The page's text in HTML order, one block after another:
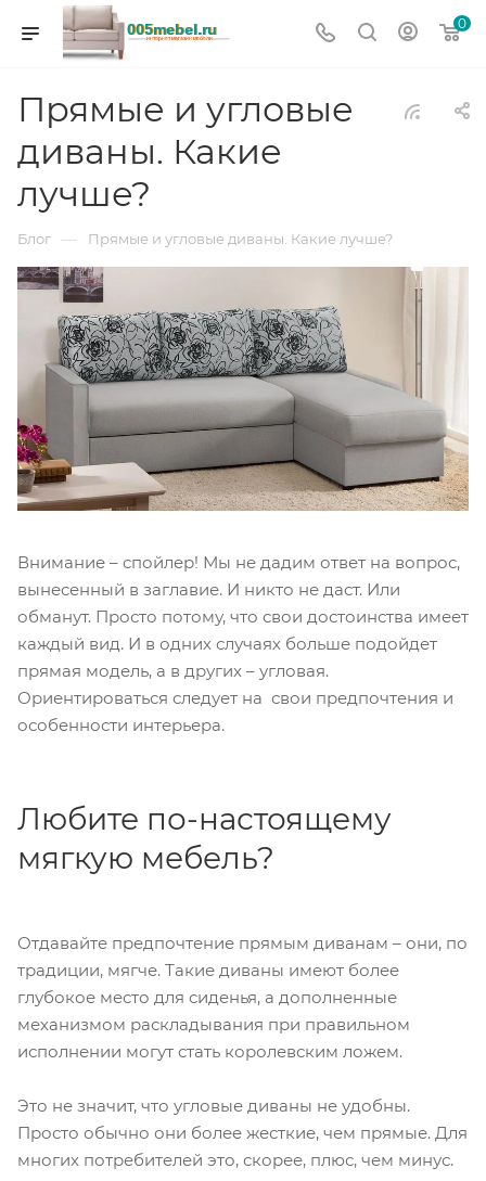
0
Прямые и угловые
диваны. Какие
лучше?
Блог — Прямые и угловые диваны. Какие лучше?
Внимание – спойлер! Мы не дадим ответ на вопрос,
вынесенный в заглавие. И никто не даст. Или
обманут. Просто потому, что свои достоинства имеет
каждый вид. И в одних случаях больше подойдет
прямая модель, а в других – угловая.
Ориентироваться следует на свои предпочтения и
особенности интерьера.
Любите по-настоящему
мягкую мебель?
Отдавайте предпочтение прямым диванам – они, по
традиции, мягче. Такие диваны имеют более
глубокое место для сиденья, а дополненные
механизмом раскладывания при правильном
исполнении могут стать королевским ложем.
Это не значит, что угловые диваны не удобны.
Просто обычно они более жесткие, чем прямые. Для
многих потребителей это, скорее, плюс, чем минус.